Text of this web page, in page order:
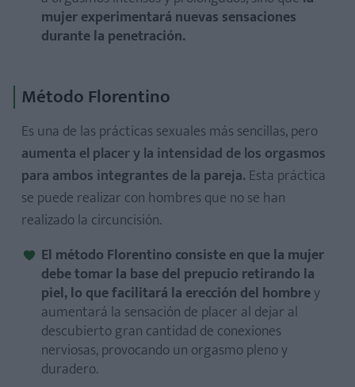
mujer experimentará nuevas sensaciones
durante la penetración.
Método Florentino
Es una de las prácticas sexuales más sencillas, pero
aumenta el placer y la intensidad de los orgasmos
para ambos integrantes de la pareja. Esta práctica
se puede realizar con hombres que no se han
realizado la circuncisión.
El método Florentino consiste en que la mujer
debe tomar la base del prepucio retirando la
piel, lo que facilitará la erección del hombrey
aumentará la sensación de placer al dejar al
descubierto gran cantidad de conexiones
nerviosas, provocando un orgasmo pleno y
duradero.